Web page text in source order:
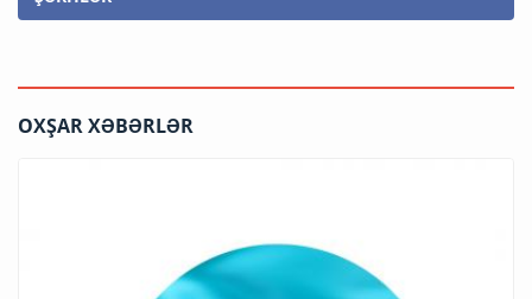
OXŞAR XƏBƏRLƏR